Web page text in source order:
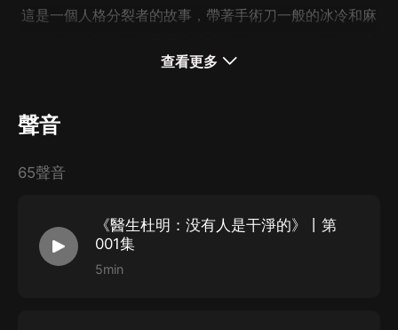
這是一個人格分裂者的故事，帶著手術刀一般的冰冷和麻
單純。可是轉過身去，她坐在地上打開雙腿，極儘挑逗之
聲色。在這個世界上，没有人是干淨的。――這句散失在
語。
也許，世界上没有人是干淨的也許，天使的情人就是魔
鬼；也許，愛情的終極就是毀滅；也許，驚悚的定義就是
查看更多
聲音
65聲音
《醫生杜明：没有人是干淨的》丨第
001集
5min